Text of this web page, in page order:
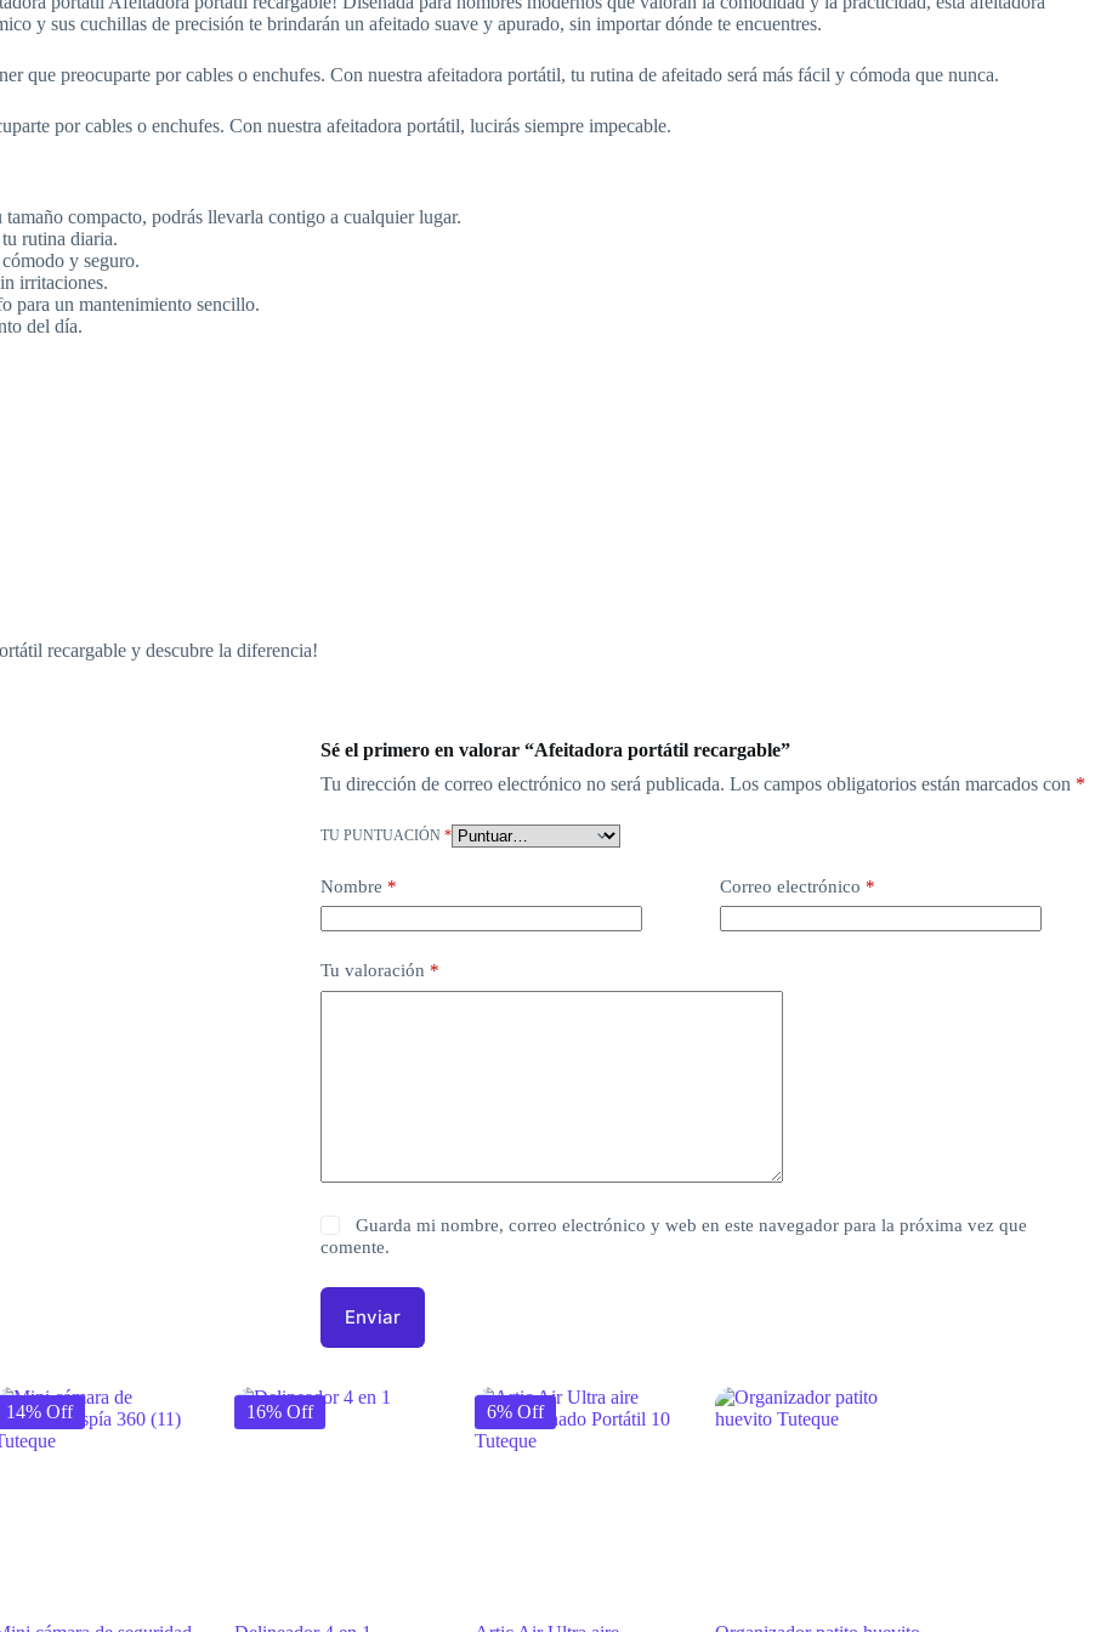
y sus cuchillas de precisión te brindarán un afeitado suave y apurado, sin importar dónde te encuentres.
que preocuparte por cables o enchufes. Con nuestra afeitadora portátil, tu rutina de afeitado será más fácil y cómoda que nunca.
por cables o enchufes. Con nuestra afeitadora portátil, lucirás siempre impecable.
compacto, podrás llevarla contigo a cualquier lugar.
rutina diaria.
y seguro.
irritaciones.
para un mantenimiento sencillo.
del día.
recargable y descubre la diferencia!
Sé el primero en valorar “Afeitadora portátil recargable”
Tu dirección de correo electrónico no será publicada. Los campos obligatorios están marcados con *
TU PUNTUACIÓN *
Nombre * Correo electrónico *
Tu valoración *
Guarda mi nombre, correo electrónico y web en este navegador para la próxima vez que
comente.
Enviar
14% Off 16% Off 6% Off